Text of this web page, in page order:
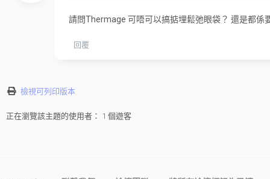
請問Thermage 可唔可以搞掂埋鬆弛眼袋？ 還是都係
回覆
檢視可列印版本
正在瀏覽該主題的使用者： 1 個遊客